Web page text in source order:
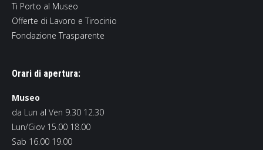
Ti Porto al Museo
Offerte di Lavoro e Tirocinio
Fondazione Trasparente
Orari di apertura:
Museo
da Lun al Ven 9.30 12.30
Lun/Giov 15.00 18.00
Sab 16.00 19.00